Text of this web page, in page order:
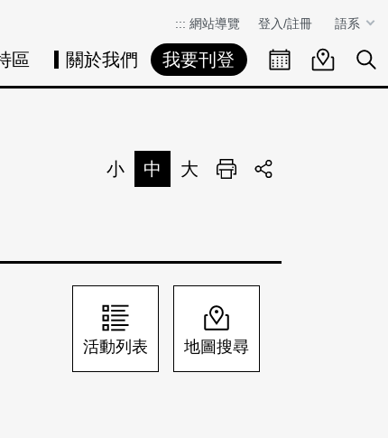
::: 網站導覽 登入/註冊 語系
區 關於我們 我要刊登 活動日曆活動地圖展
小 中 大 列印
活動列表 地圖搜尋